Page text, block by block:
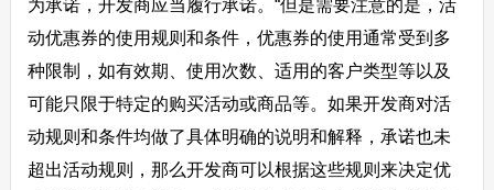
为承诺，开发商应当履行承诺。“但是需要注意的是，活
动优惠券的使用规则和条件，优惠券的使用通常受到多
种限制，如有效期、使用次数、适用的客户类型等以及
可能只限于特定的购买活动或商品等。如果开发商对活
动规则和条件均做了具体明确的说明和解释，承诺也未
超出活动规则，那么开发商可以根据这些规则来决定优